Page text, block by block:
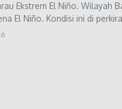
Ekstrem El Niño. Wilayah
El Niño. Kondisi ini di